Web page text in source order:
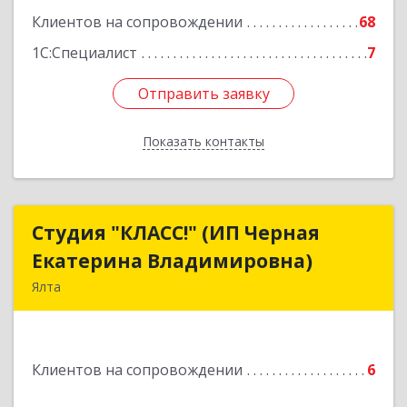
Клиентов на сопровождении
68
1С:Специалист
7
Отправить заявку
Показать контакты
Подробнее
Отправить заявку
Назад
Студия "КЛАСС!" (ИП Черная
Екатерина Владимировна)
Ялта
Клиентов на сопровождении 6
Студия "КЛАСС!" (ИП Черная
Екатерина Владимировна)